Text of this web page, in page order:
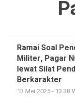
Ramai Soal
Militer, Pagar
lewat Silat
Berkarakter
13 Mei 2025 - 13:38